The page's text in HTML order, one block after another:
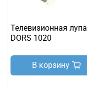
Телевизионная лупа
DORS 1020
В корзину